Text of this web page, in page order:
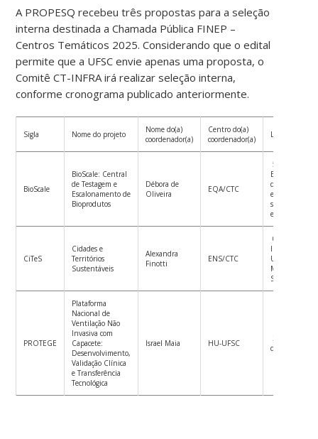
A PROPESQ recebeu três propostas para a seleção
interna destinada a Chamada Pública FINEP –
Centros Temáticos 2025. Considerando que o edital
permite que a UFSC envie apenas uma proposta, o
Comitê CT-INFRA irá realizar seleção interna,
conforme cronograma publicado anteriormente.
Sigla Nome do projeto
Nome do(a)
coordenador(a)
Centro do(a)
coordenador(a)
Linha
BioScale
BioScale: Central
de Testagem e
Escalonamento de
Bioprodutos
Débora de
Oliveira
EQA/CTC
5 –
Bioeconomia,
e transição e
segurança
energética
CiTeS
Cidades e
Territórios
Sustentáveis
Alexandra
Finotti
ENS/CTC
03 –
Infraestrutura
Urbana e
Mobilidade
Sustentável
PROTEGE
Plataforma
Nacional de
Ventilação Não
Invasiva com
Capacete:
Desenvolvimento,
Validação Clínica
e Transferência
Tecnológica
Israel Maia HU-UFSC
de Saúde